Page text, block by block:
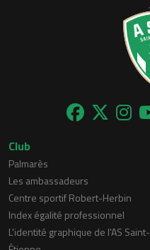
Club
Palmarès
Les ambassadeurs
Centre sportif Robert-Herbin
Index égalité professionnel
L'identité graphique de l'AS Saint-